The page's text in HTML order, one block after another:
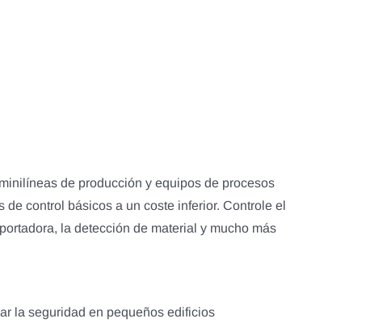
de producción y equipos de procesos
control básicos a un coste inferior. Controle el
la detección de material y mucho más
la seguridad en pequeños edificios